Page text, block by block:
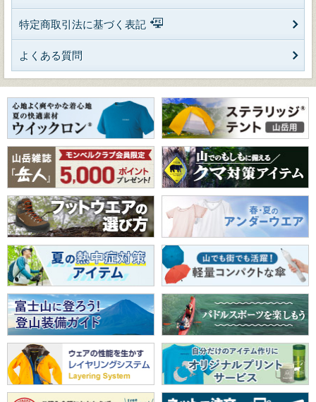
特定商取引法に基づく表記
よくある質問